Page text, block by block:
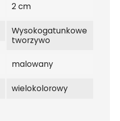
2 cm
Wysokogatunkowe
tworzywo
malowany
wielokolorowy